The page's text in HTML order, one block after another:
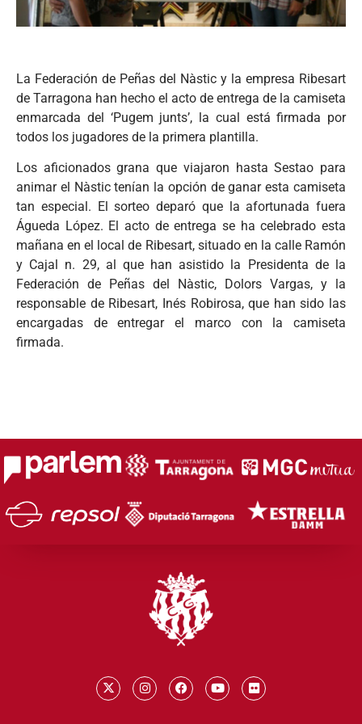
La Federación de Peñas del Nàstic y la empresa Ribesart
de Tarragona han hecho el acto de entrega de la camiseta
enmarcada del ‘Pugem junts’, la cual está firmada por
todos los jugadores de la primera plantilla.
Los aficionados grana que viajaron hasta Sestao para
animar el Nàstic tenían la opción de ganar esta camiseta
tan especial. El sorteo deparó que la afortunada fuera
Águeda López. El acto de entrega se ha celebrado esta
mañana en el local de Ribesart, situado en la calle Ramón
y Cajal n. 29, al que han asistido la Presidenta de la
Federación de Peñas del Nàstic, Dolors Vargas, y la
responsable de Ribesart, Inés Robirosa, que han sido las
encargadas de entregar el marco con la camiseta
firmada.